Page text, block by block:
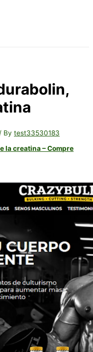
/ Bytest33530183
la creatina – Compre